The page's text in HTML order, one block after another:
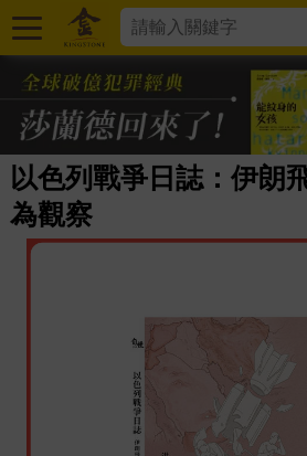
以色列戰爭日誌：伊朗
為觀察